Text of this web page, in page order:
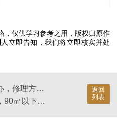
，仅供学习参考之用，版权归原作
立即告知，我们将立即核实并处
返回
列表
裤架夹子松了怎么办，修理方式看这里【华恩衣架】
开放式衣帽间裤架，90㎡以下不配有衣帽间？！【华恩衣架】